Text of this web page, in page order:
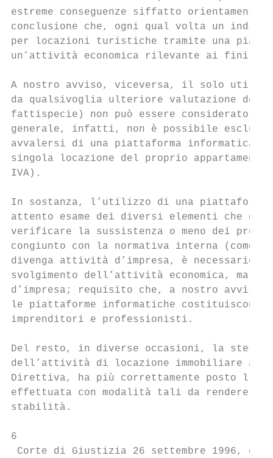
estreme conseguenze siffatto
conclusione che, ogni qual volta un
per locazioni turistiche tramite una
un’attività economica rilevante ai fini
A nostro avviso, viceversa, il solo
da qualsivoglia ulteriore valutazione
fattispecie) non può essere considerato
generale, infatti, non è possibile
avvalersi di una piattaforma informatica
singola locazione del proprio
IVA).
In sostanza, l’utilizzo di una piattaforma
attento esame dei diversi elementi che
verificare la sussistenza o meno dei
congiunto con la normativa interna
divenga attività d’impresa, è
svolgimento dell’attività economica, ma
d’impresa; requisito che, a nostro
le piattaforme informatiche costituiscono
imprenditori e professionisti.
Del resto, in diverse occasioni, la
dell’attività di locazione immobiliare
Direttiva, ha più correttamente posto
effettuata con modalità tali da rendere
stabilità.
6
Corte di Giustizia 26 settembre 1996,